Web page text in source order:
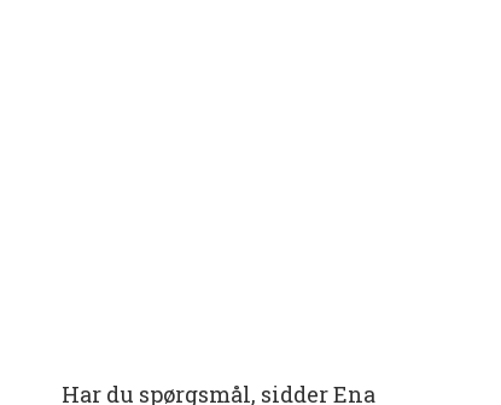
Har du spørgsmål, sidder Ena